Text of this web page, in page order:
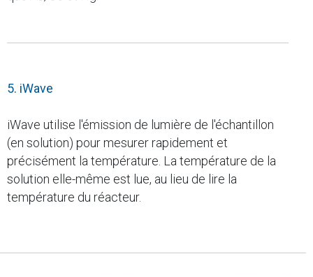
5. iWave
iWave utilise l'émission de lumière de l'échantillon
(en solution) pour mesurer rapidement et
précisément la température. La température de la
solution elle-même est lue, au lieu de lire la
température du réacteur.